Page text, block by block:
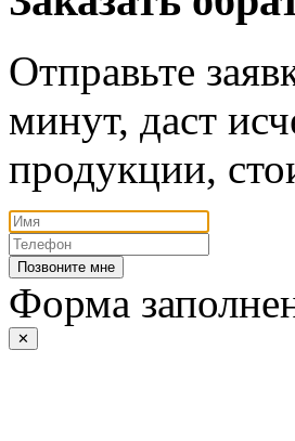
Отправьте
минут, даст
продукции,
Позвоните мне
Форма
✕